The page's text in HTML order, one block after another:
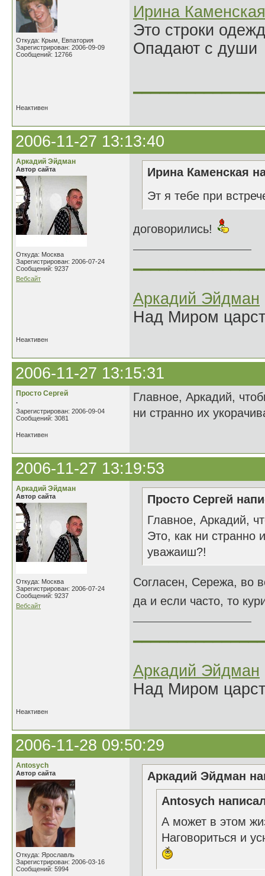
Откуда: Крым, Евпатория
Зарегистрирован: 2006-09-09
Сообщений: 12766
Ирина Каменская
Это строки
Опадают с души
Неактивен
2006-11-27 13:13:40
Аркадий Эйдман
Автор сайта
Откуда: Москва
Зарегистрирован: 2006-07-24
Сообщений: 9237
Вебсайт
Ирина Каменская
Эт я тебе при
договорились!
Аркадий Эйдман
Над Миром
Неактивен
2006-11-27 13:15:31
Просто Сергей
.
Зарегистрирован: 2006-09-04
Сообщений: 3081
Главное, Аркадий,
ни странно их
Неактивен
2006-11-27 13:19:53
Аркадий Эйдман
Автор сайта
Откуда: Москва
Зарегистрирован: 2006-07-24
Сообщений: 9237
Вебсайт
Просто Сергей
Главное, Аркадий,
Это, как ни странно
уважаиш?!
Согласен, Сережа, во
да и если часто, то
Аркадий Эйдман
Над Миром
Неактивен
2006-11-28 09:50:29
Antosych
Автор сайта
Откуда: Ярославль
Зарегистрирован: 2006-03-16
Сообщений: 5994
Аркадий Эйдман
Antosych
А может в этом
Наговориться и